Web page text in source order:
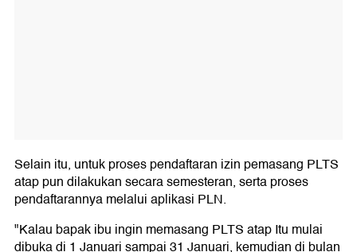
Selain itu, untuk proses pendaftaran izin pemasang PLTS
atap pun dilakukan secara semesteran, serta proses
pendaftarannya melalui aplikasi PLN.
"Kalau bapak ibu ingin memasang PLTS atap Itu mulai
dibuka di 1 Januari sampai 31 Januari, kemudian di bulan